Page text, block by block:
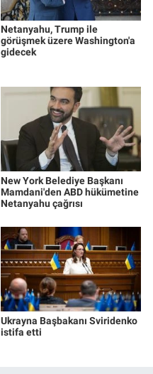
Netanyahu, Trump ile
görüşmek üzere Washington'a
gidecek
New York Belediye Başkanı
Mamdani'den ABD hükümetine
Netanyahu çağrısı
Ukrayna Başbakanı Sviridenko
istifa etti